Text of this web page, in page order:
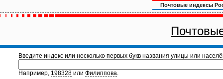
Почтовые индексы
Введите индекс или несколько первых букв названия улицы или
Например, 198328 или Филиппова.